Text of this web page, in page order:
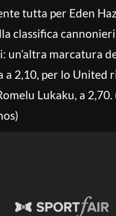
tutta per Eden
classifica
un’altra marcatura
a 2,10, per lo United
Lukaku, a 2,70.